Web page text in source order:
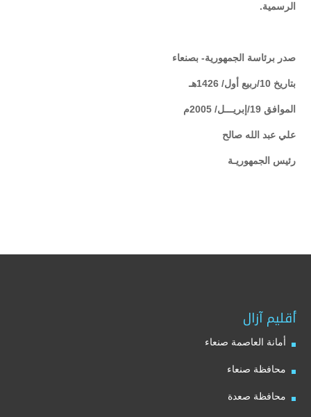
الرسمية.
صدر برئاسة الجمهورية- بصنعاء
بتاريخ 10/ربيع أول/ 1426هـ
الموافق 19/إبريـــل/ 2005م
علي عبد الله صالح
رئيس الجمهوريـة
أقليم آزال
أمانة العاصمة صنعاء
محافظة صنعاء
محافظة صعدة